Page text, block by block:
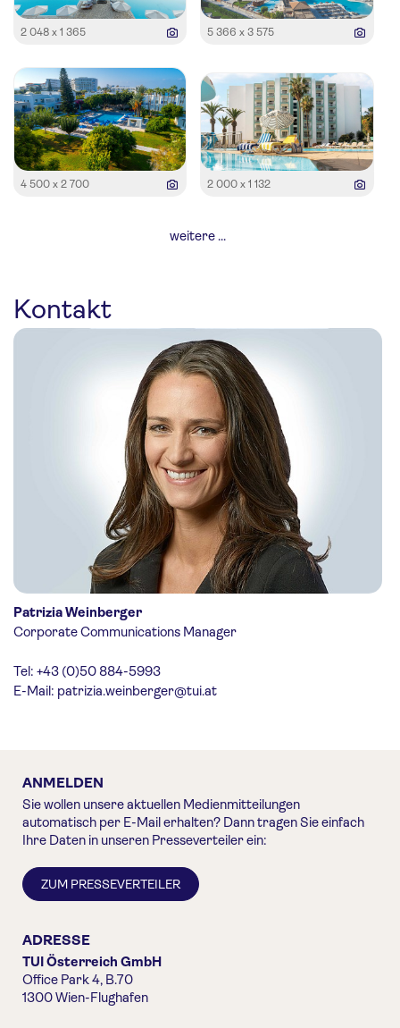
2 048 x 1 365 5 366 x 3 575
4 500 x 2 700 2 000 x 1 132
weitere ...
Kontakt
Patrizia Weinberger
Corporate Communications Manager
Tel: +43 (0)50 884-5993
E-Mail: patrizia.weinberger@tui.at
ANMELDEN
Sie wollen unsere aktuellen Medienmitteilungen
automatisch per E-Mail erhalten? Dann tragen Sie einfach
Ihre Daten in unseren Presseverteiler ein:
ZUM PRESSEVERTEILER
ADRESSE
TUI Österreich GmbH
Office Park 4, B.70
1300 Wien-Flughafen